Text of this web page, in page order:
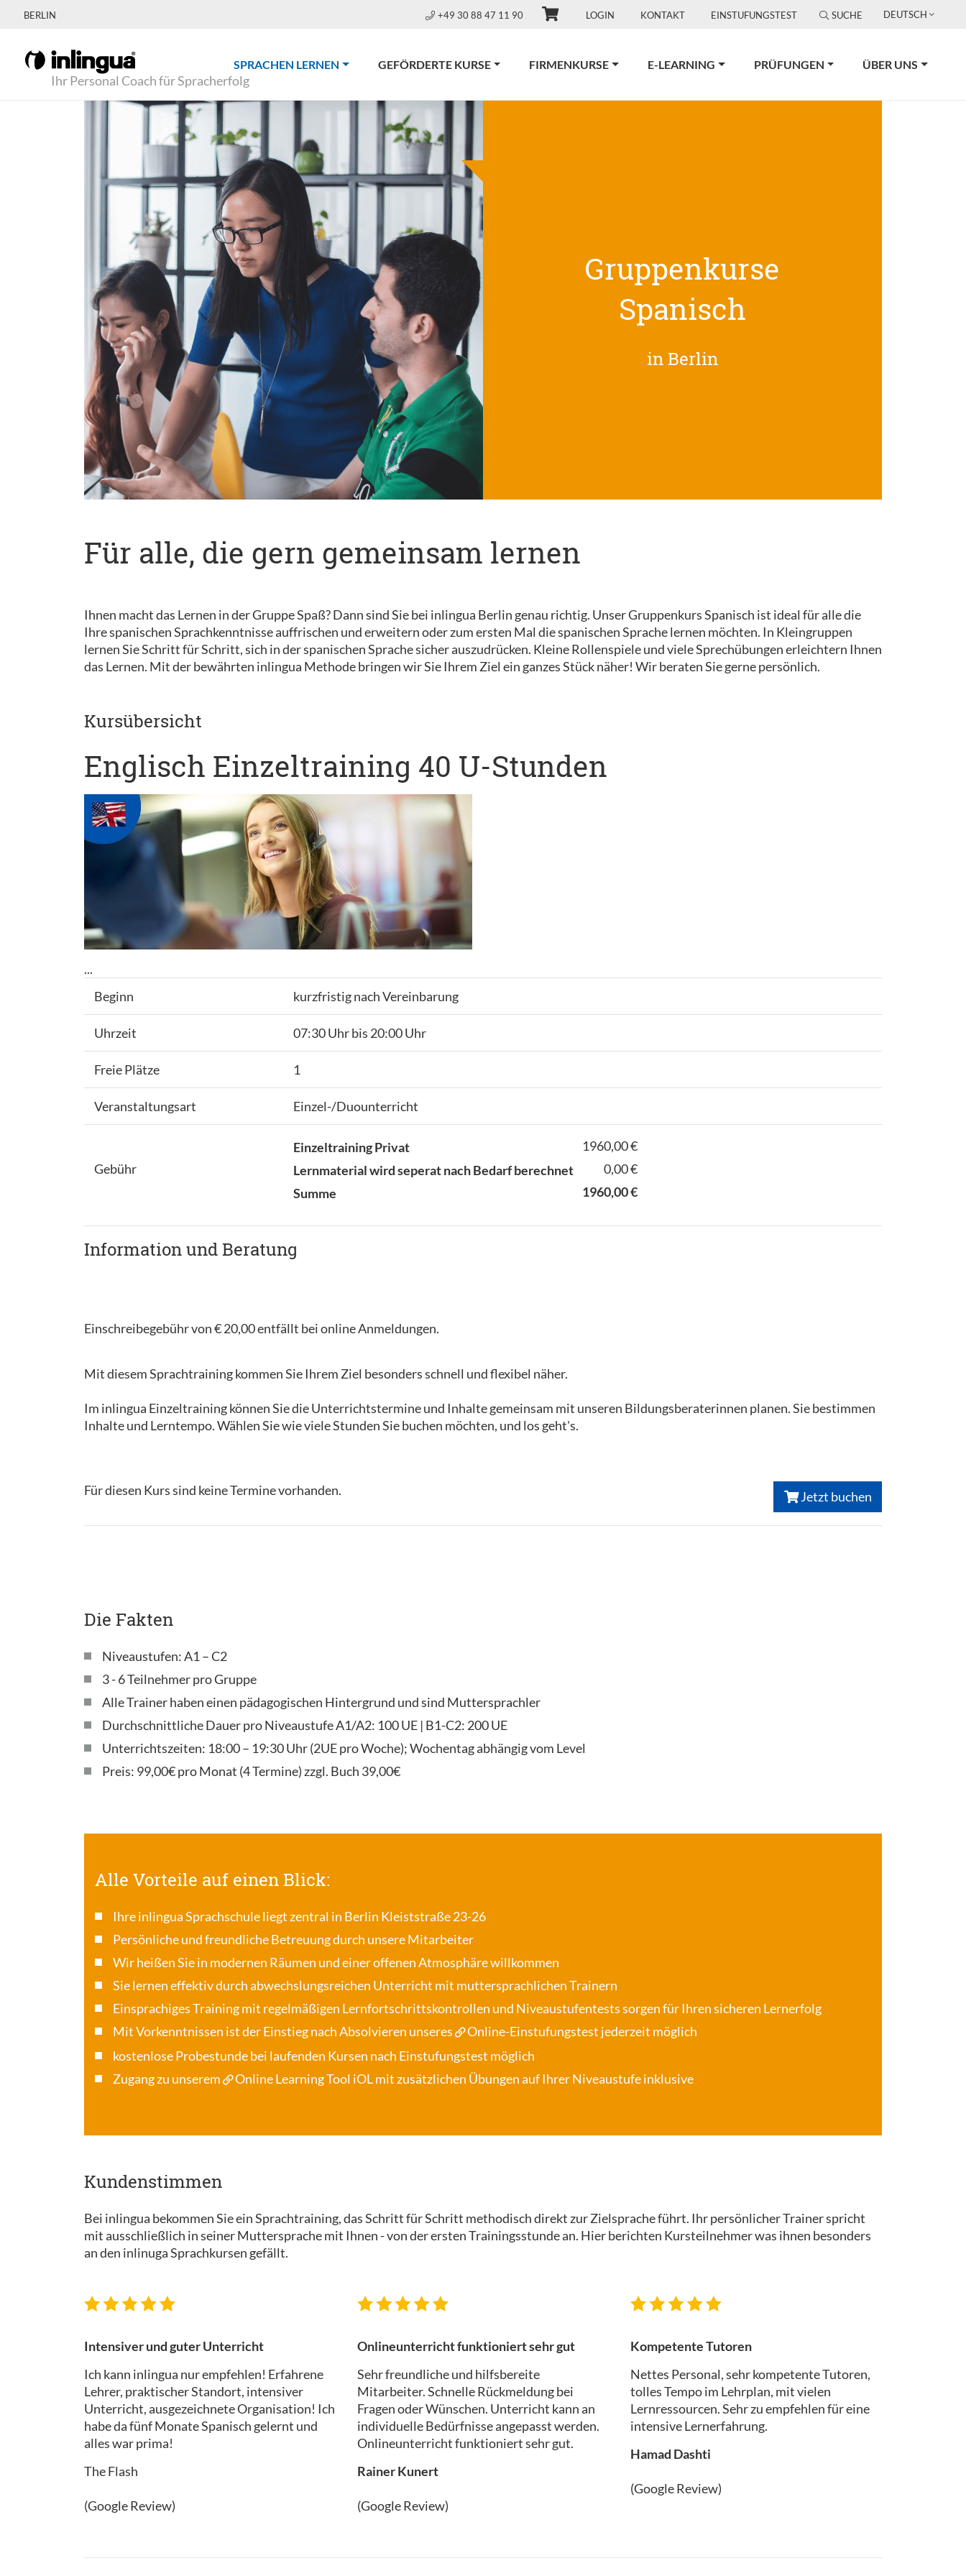
BERLIN +49 30 88 47 11 90 LOGIN KONTAKT EINSTUFUNGSTEST SUCHE DEUTSCH
Ihr Personal Coach für Spracherfolg
SPRACHEN LERNEN(CURRENT)GEFÖRDERTE KURSE FIRMENKURSE E-LEARNING PRÜFUNGEN ÜBER UNS
Gruppenkurse
Spanisch
in Berlin
Für alle, die gern gemeinsam lernen
Ihnen macht das Lernen in der Gruppe Spaß? Dann sind Sie bei inlingua Berlin genau richtig. Unser Gruppenkurs Spanisch ist ideal für alle die
Ihre spanischen Sprachkenntnisse auffrischen und erweitern oder zum ersten Mal die spanischen Sprache lernen möchten. In Kleingruppen
lernen Sie Schritt für Schritt, sich in der spanischen Sprache sicher auszudrücken. Kleine Rollenspiele und viele Sprechübungen erleichtern Ihnen
das Lernen. Mit der bewährten inlingua Methode bringen wir Sie Ihrem Ziel ein ganzes Stück näher! Wir beraten Sie gerne persönlich.
Kursübersicht
Englisch Einzeltraining 40 U-Stunden
...
Beginn
kurzfristig nach Vereinbarung
Uhrzeit 07:30 Uhr bis 20:00 Uhr
Freie Plätze 1
Veranstaltungsart Einzel-/Duounterricht
Gebühr
Einzeltraining Privat
1960,00 €
Lernmaterial wird seperat nach Bedarf berechnet
0,00 €
Summe
1960,00 €
Information und Beratung
Einschreibegebühr von € 20,00 entfällt bei online Anmeldungen.
Mit diesem Sprachtraining kommen Sie Ihrem Ziel besonders schnell und flexibel näher.
Im inlingua Einzeltraining können Sie die Unterrichtstermine und Inhalte gemeinsam mit unseren Bildungsberaterinnen planen. Sie bestimmen
Inhalte und Lerntempo. Wählen Sie wie viele Stunden Sie buchen möchten, und los geht's.
Für diesen Kurs sind keine Termine vorhanden. Jetzt buchen
Die Fakten
Niveaustufen: A1 – C2
3 - 6 Teilnehmer pro Gruppe
Alle Trainer haben einen pädagogischen Hintergrund und sind Muttersprachler
Durchschnittliche Dauer pro Niveaustufe A1/A2: 100 UE | B1-C2: 200 UE
Unterrichtszeiten: 18:00 – 19:30 Uhr (2UE pro Woche); Wochentag abhängig vom Level
Preis: 99,00€ pro Monat (4 Termine) zzgl. Buch 39,00€
Alle Vorteile auf einen Blick:
Ihre inlingua Sprachschule liegt zentral in Berlin Kleiststraße 23-26
Persönliche und freundliche Betreuung durch unsere Mitarbeiter
Wir heißen Sie in modernen Räumen und einer offenen Atmosphäre willkommen
Sie lernen effektiv durch abwechslungsreichen Unterricht mit muttersprachlichen Trainern
Einsprachiges Training mit regelmäßigen Lernfortschrittskontrollen und Niveaustufentests sorgen für Ihren sicheren Lernerfolg
Mit Vorkenntnissen ist der Einstieg nach Absolvieren unseres
Online-Einstufungstest jederzeit möglich
kostenlose Probestunde bei laufenden Kursen nach Einstufungstest möglich
Zugang zu unserem
Online Learning Tool iOLmit zusätzlichen Übungen auf Ihrer Niveaustufe inklusive
Kundenstimmen
Bei inlingua bekommen Sie ein Sprachtraining, das Schritt für Schritt methodisch direkt zur Zielsprache führt. Ihr persönlicher Trainer spricht
mit ausschließlich in seiner Muttersprache mit Ihnen - von der ersten Trainingsstunde an. Hier berichten Kursteilnehmer was ihnen besonders
an den inlinuga Sprachkursen gefällt.
Intensiver und guter Unterricht
Ich kann inlingua nur empfehlen! Erfahrene
Lehrer, praktischer Standort, intensiver
Unterricht, ausgezeichnete Organisation! Ich
habe da fünf Monate Spanisch gelernt und
alles war prima!
The Flash
(Google Review)
Onlineunterricht funktioniert sehr gut
Sehr freundliche und hilfsbereite
Mitarbeiter. Schnelle Rückmeldung bei
Fragen oder Wünschen. Unterricht kann an
individuelle Bedürfnisse angepasst werden.
Onlineunterricht funktioniert sehr gut.
Rainer Kunert
(Google Review)
Kompetente Tutoren
Nettes Personal, sehr kompetente Tutoren,
tolles Tempo im Lehrplan, mit vielen
Lernressourcen. Sehr zu empfehlen für eine
intensive Lernerfahrung.
Hamad Dashti
(Google Review)